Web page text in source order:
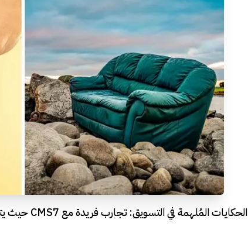
الحكايات المُلهمة في التسويق: تجارب فريدة مع CMS7 حيث يتحدث الجماد!